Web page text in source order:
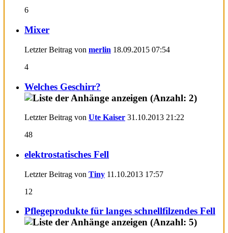
6
Mixer
Letzter Beitrag von merlin 18.09.2015 07:54
4
Welches Geschirr?
Letzter Beitrag von Ute Kaiser 31.10.2013 21:22
48
elektrostatisches Fell
Letzter Beitrag von Tiny 11.10.2013 17:57
12
Pflegeprodukte für langes schnellfilzendes Fell